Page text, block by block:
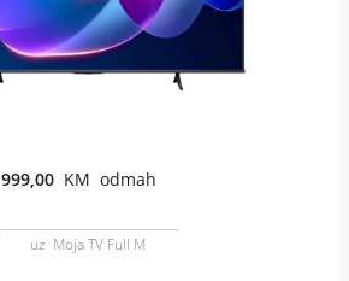
999,00 KM odmah
uz Moja TV Full M